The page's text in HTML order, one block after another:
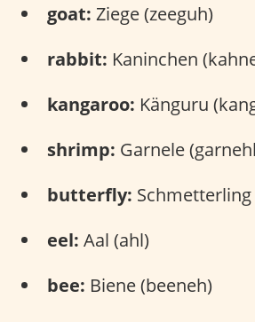
goat: Ziege (zeeguh)
rabbit: Kaninchen
kangaroo: Känguru
shrimp: Garnele
butterfly:
eel: Aal (ahl)
bee: Biene (beeneh)